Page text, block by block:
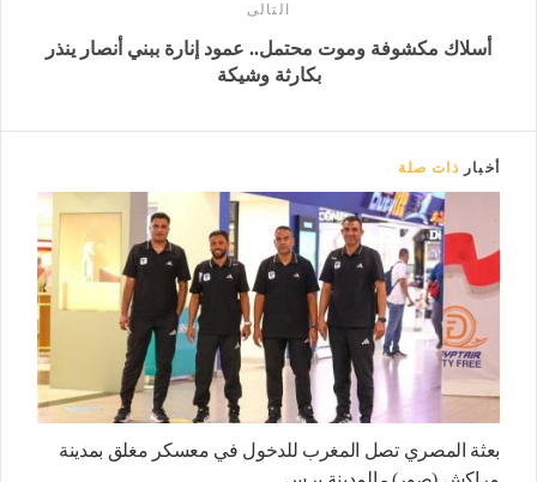
التالى
أسلاك مكشوفة وموت محتمل.. عمود إنارة ببني أنصار ينذر
بكارثة وشيكة
أخبار ذات صلة
بعثة المصري تصل المغرب للدخول في معسكر مغلق بمدينة